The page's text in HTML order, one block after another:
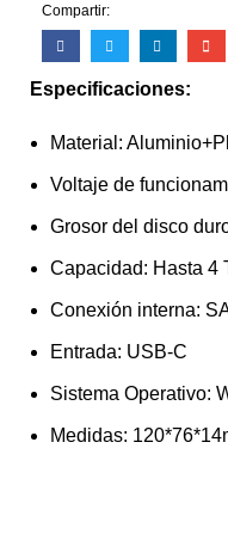
Compartir:
Especificaciones:
Material:
Voltaje de
Grosor del disco
Capacidad: Hasta 4
Conexión interna:
Entrada: USB-C
Sistema Operativo:
Medidas: